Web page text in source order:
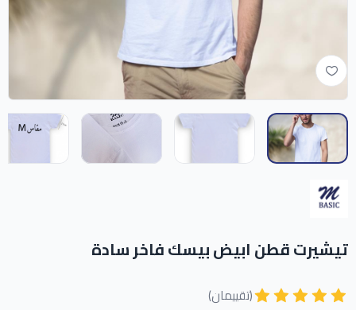
تيشيرت قطن ابيض بيسك فاخر سادة
(تقييمان)